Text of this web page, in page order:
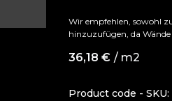
Wir empfehlen, sowohl
hinzuzufügen, da
36,18€ / m2
Product code - SKU